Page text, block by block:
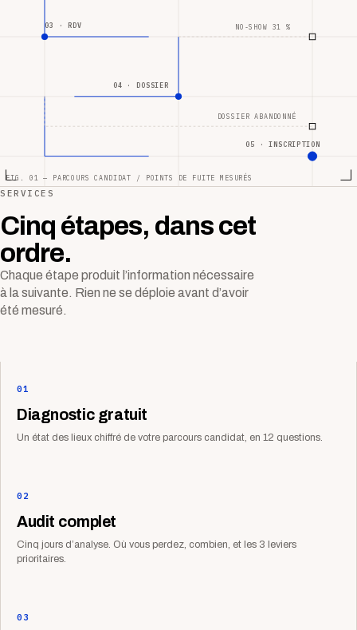
03 · RDV
04 · DOSSIER
05 · INSCRIPTION
NO-SHOW 31 %
DOSSIER ABANDONNÉ
FIG. 01 — PARCOURS CANDIDAT / POINTS DE FUITE MESURÉS
SERVICES
Cinq étapes, dans cet
ordre.
Chaque étape produit l’information nécessaire
à la suivante. Rien ne se déploie avant d’avoir
été mesuré.
01
Diagnostic gratuit
Un état des lieux chiffré de votre parcours candidat, en 12 questions.
02
Audit complet
Cinq jours d’analyse. Où vous perdez, combien, et les 3 leviers
prioritaires.
03